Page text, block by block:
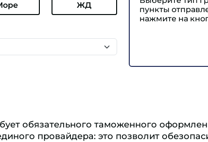
ЖД
пункты
нажмите на
обязательного таможенного
провайдера: это позволит